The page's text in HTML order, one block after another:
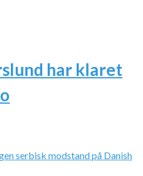
har klaret
serbisk modstand på Danish